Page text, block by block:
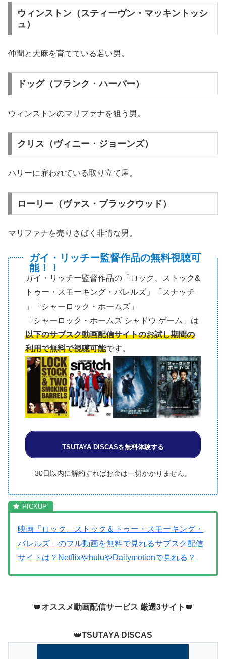
ウィンストン（スティーヴン・マッキントッシ
ュ）
仲間と大麻を育てている若い男。
ドッグ（フランク・ハーパー）
ウィンストンのマリファナを狙う男。
クリス（ヴィニー・ジョーンズ）
ハリーに雇われている取り立て屋。
ローリー（ヴァス・ブラックウッド）
マリファナを売りさばく非情な男。
ガイ・リッチー監督作品の無料視聴可
能！！
ガイ・リッチー監督作品の「ロック、ストック&
トゥー・スモーキング・バレルズ」「スナッチ
」「シャーロック・ホームズ」
「シャーロック・ホームズ シャドウ ゲーム」は
以下のサブスク動画配信サイトのお試し期間の
利用で無料で視聴可能です。
TSUTAYA DISCASを無料体験する
30日以内に解約すればお金は一切かかりません。
映画「ロック、ストック＆トゥー・スモーキング・
バレルズ」のフル動画を無料で見れるサブスク配信
サイトは？NetflixやhuluやDailymotionで見れる？
👑オススメ動画配信サービス 厳選3サイト 👑
👑TSUTAYA DISCAS